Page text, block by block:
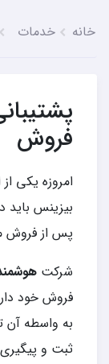
خانه خدمات
فروش
امروزه یکی
بیزینس
پس از فروش
شرکت
فروش خود
به واسطه آن
ثبت و